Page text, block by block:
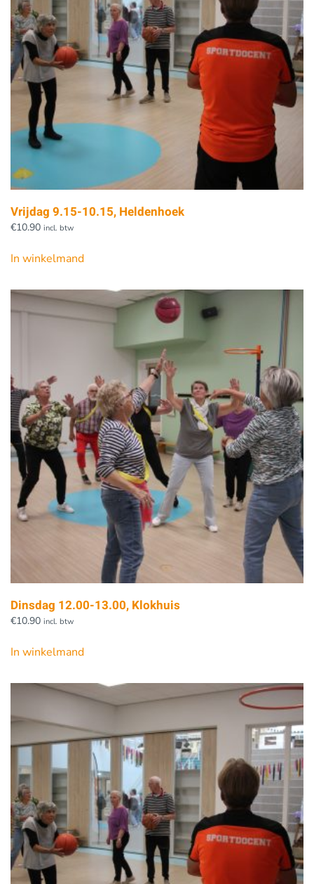
Vrijdag 9.15-10.15, Heldenhoek
€10.90 incl. btw
In winkelmand
Dinsdag 12.00-13.00, Klokhuis
€10.90 incl. btw
In winkelmand